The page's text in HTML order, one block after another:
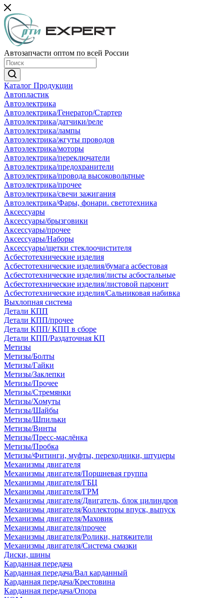
Автозапчасти оптом по всей России
Каталог Продукции
Автопластик
Автоэлектрика
Автоэлектрика/Генератор/Стартер
Автоэлектрика/датчики/реле
Автоэлектрика/лампы
Автоэлектрика/жгуты проводов
Автоэлектрика/моторы
Автоэлектрика/переключатели
Автоэлектрика/предохранители
Автоэлектрика/провода высоковольтные
Автоэлектрика/прочее
Автоэлектрика/свечи зажигания
Автоэлектрика/Фары, фонари. светотехника
Аксессуары
Аксессуары/брызговики
Аксессуары/прочее
Аксессуары/Наборы
Аксессуары/щетки стеклоочистителя
Асбестотехнические изделия
Асбестотехнические изделия/бумага асбестовая
Асбестотехнические изделия/листы асбостальные
Асбестотехнические изделия/листовой паронит
Асбестотехнические изделия/Сальниковая набивка
Выхлопная система
Детали КПП
Детали КПП/прочее
Детали КПП/ КПП в сборе
Детали КПП/Раздаточная КП
Метизы
Метизы/Болты
Метизы/Гайки
Метизы/Заклепки
Метизы/Прочее
Метизы/Стремянки
Метизы/Хомуты
Метизы/Шайбы
Метизы/Шпильки
Метизы/Винты
Метизы/Пресс-маслёнка
Метизы/Пробка
Метизы/Фитинги, муфты, переходники, штуцеры
Механизмы двигателя
Механизмы двигателя/Поршневая группа
Механизмы двигателя/ГБЦ
Механизмы двигателя/ГРМ
Механизмы двигателя/Двигатель, блок цилиндров
Механизмы двигателя/Коллекторы впуск, выпуск
Механизмы двигателя/Маховик
Механизмы двигателя/прочее
Механизмы двигателя/Ролики, натяжители
Механизмы двигателя/Система смазки
Диски, шины
Карданная передача
Карданная передача/Вал карданный
Карданная передача/Крестовина
Карданная передача/Опора